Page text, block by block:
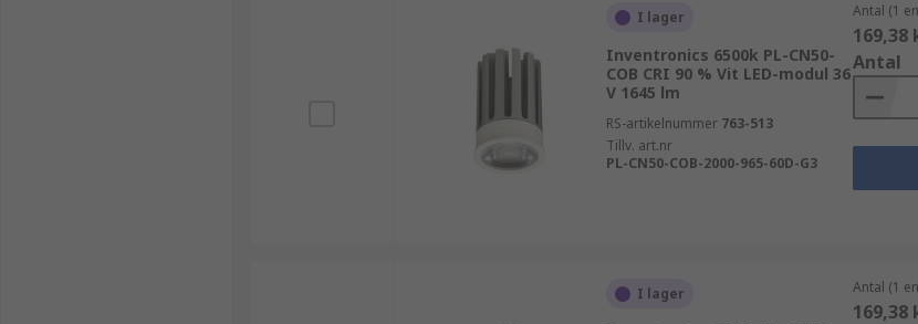
I lager
Inventronics 6500k PL-CN50-
COB CRI 90 % Vit LED-modul 36
V 1645 lm
RS-artikelnummer 763-513
Tillv. art.nr
PL-CN50-COB-2000-965-60D-G3
Antal (1
169,38
Antal
I lager Antal (1
169,38